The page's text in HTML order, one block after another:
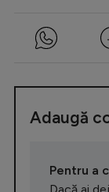
Adaugă
Pentru a
Dacă ai